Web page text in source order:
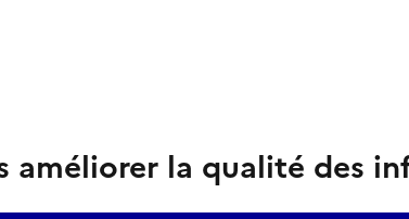
améliorer la qualité des